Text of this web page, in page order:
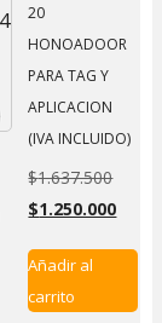
20
HONOADOOR
PARA TAG Y
APLICACION
(IVA INCLUIDO)
$1.637.500El
precio
$1.250.000
es:
Añadir al
carrito